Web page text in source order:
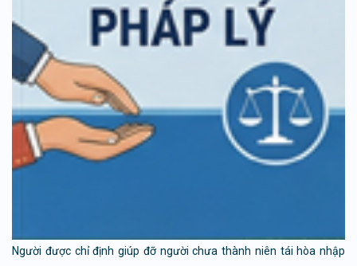
Người được chỉ định giúp đỡ người chưa thành niên tái hòa nhập